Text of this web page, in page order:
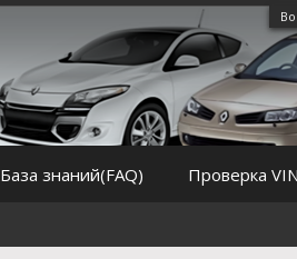
База знаний(FAQ) Проверка